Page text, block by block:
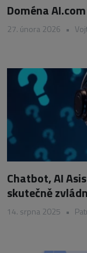
Doména
27. února 2026 •
Chatbot, AI
skutečně
14. srpna 2025 •